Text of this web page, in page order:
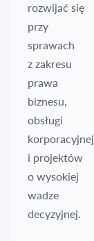
rozwijać się
przy
sprawach
z zakresu
prawa
biznesu,
obsługi
korporacyjnej
i projektów
o wysokiej
wadze
decyzyjnej.